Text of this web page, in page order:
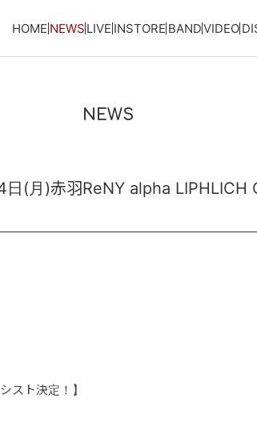
HOME NEWS LIVE INSTORE BANDVIDEO
NEWS
日(月)赤羽ReNY alpha LIPHLICH
スト決定！】